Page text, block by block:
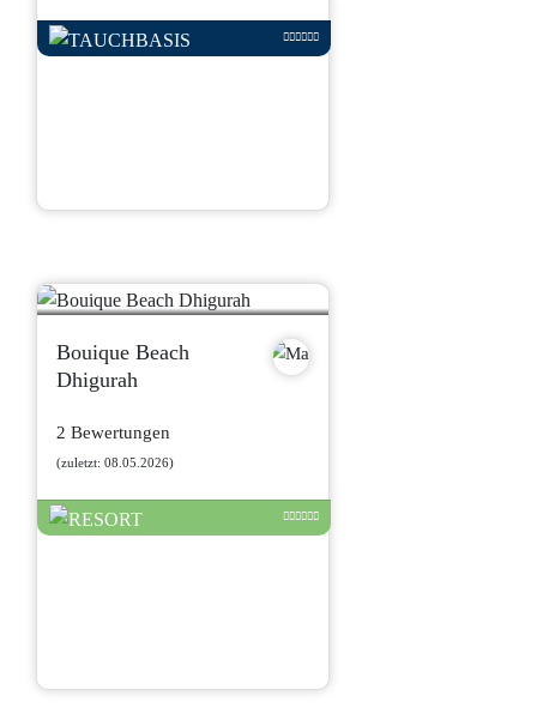
Bouique Beach
Dhigurah
2 Bewertungen
(zuletzt: 08.05.2026)